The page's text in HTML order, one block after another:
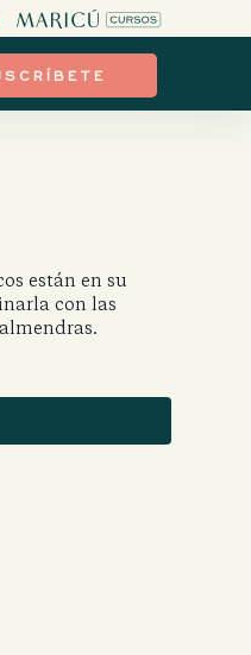
están en su
con las